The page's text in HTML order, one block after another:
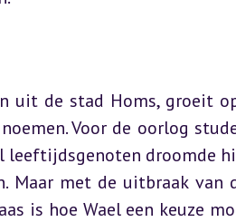
uit de stad Homs, groeit
Voor de oorlog
leeftijdsgenoten droomde
Maar met de uitbraak
is hoe Wael een keuze